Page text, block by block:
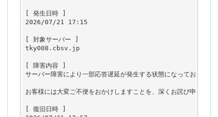
[ 発生日時 ]
2026/07/21 17:15
[ 対象サーバー ]
tky008.cbsv.jp
[ 障害内容 ]
サーバー障害により一部応答遅延が発生する状態になっております
お客様には大変ご不便をおかけしますことを、深くお詫び申し上げ
[ 復旧日時 ]